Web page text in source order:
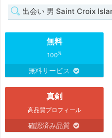
出会い 男 Saint Croix
無料
100%
無料サービス
真剣
高品質プロフィール
確認済み品質